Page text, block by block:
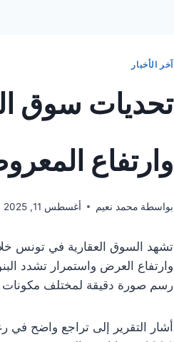
آخر الأخبار
تحديات سوق
وارتفاع
بواسطة محمد نعيم أغسطس 11, 2025
تشهد السوق العقارية في تونس
وارتفاع العرض واستمرار تشدد
رسم صورة دقيقة لمختلف مكونات